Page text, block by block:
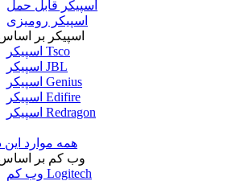
اسپیکر قابل حمل
اسپیکر رومیزی
اسپیکر بر
اسپیکر Tsco
اسپیکر JBL
اسپیکر Genius
اسپیکر Edifire
اسپیکر Redragon
همه موارد این
وب کم بر اساس
وب کم Logitech